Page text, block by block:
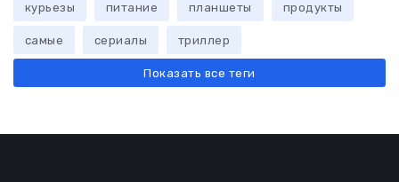
курьезы питание планшеты продукты
самые сериалы триллер
Показать все теги